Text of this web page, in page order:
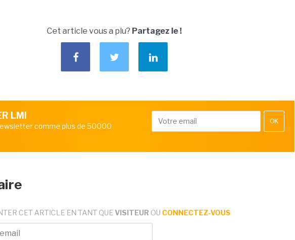
Cet article vous a plu? Partagez le !
LMI
comme plus de 50000
OK
CET ARTICLE EN TANT QUE VISITEUR OU CONNECTEZ-VOUS